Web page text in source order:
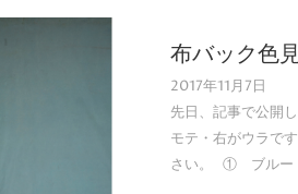
布バック色
2017年11月7日
先日、記事で公開
モテ・右がウラで
さい。 ① ブルー